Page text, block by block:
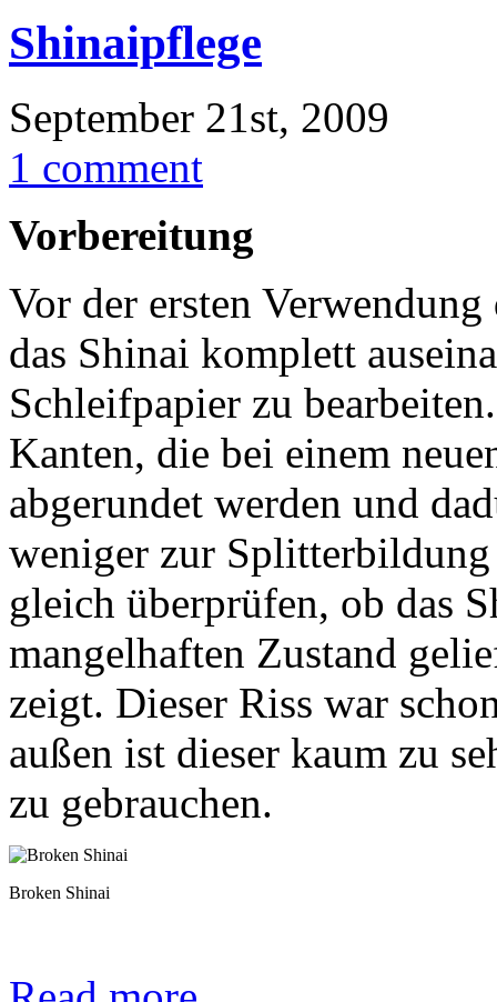
Shinaipflege
September 21st, 2009
1 comment
Vorbereitung
Vor der ersten
das Shinai komplett
Schleifpapier zu
Kanten, die bei einem
abgerundet werden und
weniger zur
gleich überprüfen, ob das
mangelhaften Zustand
zeigt. Dieser Riss war
außen ist dieser kaum zu
zu gebrauchen.
Broken Shinai